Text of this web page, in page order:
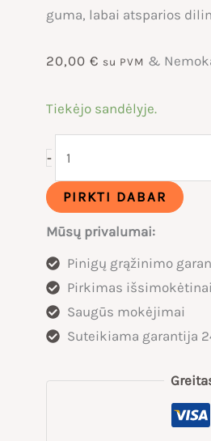
guma, labai atsparios
20,00 € su PVM &
Tiekėjo sandėlyje.
-
KAMERA
20X4.20
FAT
BIKE
DVIRAČIO
PADANGAI
PIRKTI DABAR
Mūsų privalumai:
Pinigų grąžinimo
Pirkimas išsimokėtinai
Saugūs mokėjimai
Suteikiama garantija